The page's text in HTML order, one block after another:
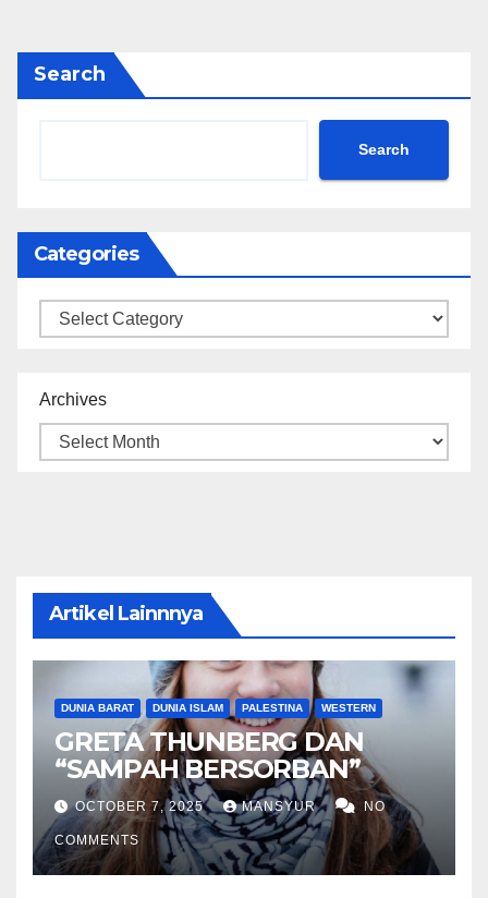
Search
Search
Categories
Categories
Archives
Artikel Lainnnya
DUNIA BARAT DUNIA ISLAM PALESTINA WESTERN
GRETA THUNBERG DAN
“SAMPAH BERSORBAN”
OCTOBER 7, 2025 MANSYUR NO
COMMENTS